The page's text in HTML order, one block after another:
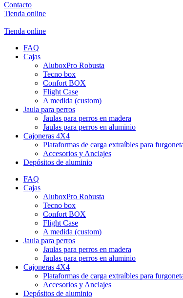
Contacto
Tienda online
Tienda online
FAQ
Cajas
AluboxPro Robusta
Tecno box
Confort BOX
Flight Case
A medida (custom)
Jaula para perros
Jaulas para perros en madera
Jaulas para perros en aluminio
Cajoneras 4X4
Plataformas de carga extraíbles para
Accesorios y Anclajes
Depósitos de aluminio
FAQ
Cajas
AluboxPro Robusta
Tecno box
Confort BOX
Flight Case
A medida (custom)
Jaula para perros
Jaulas para perros en madera
Jaulas para perros en aluminio
Cajoneras 4X4
Plataformas de carga extraíbles para
Accesorios y Anclajes
Depósitos de aluminio